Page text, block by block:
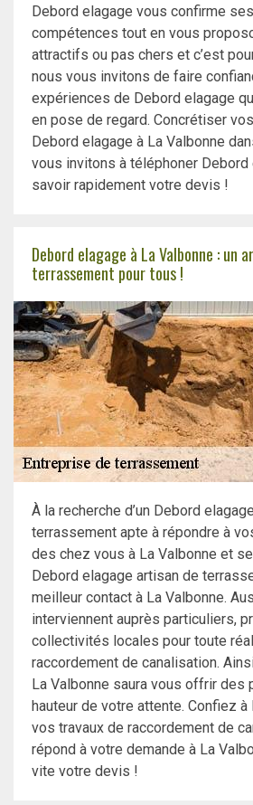
Debord elagage vous confirme
compétences tout en vous
attractifs ou pas chers et c’est
nous vous invitons de faire
expériences de Debord elagage
en pose de regard. Concrétiser
Debord elagage à La Valbonne
vous invitons à téléphoner Debord
savoir rapidement votre devis !
Debord elagage à La Valbonne : un
terrassement pour tous !
À la recherche d’un Debord
terrassement apte à répondre à
des chez vous à La Valbonne et
Debord elagage artisan de
meilleur contact à La Valbonne.
interviennent auprès particuliers,
collectivités locales pour toute
raccordement de canalisation.
La Valbonne saura vous offrir des
hauteur de votre attente. Confiez
vos travaux de raccordement de
répond à votre demande à La
vite votre devis !